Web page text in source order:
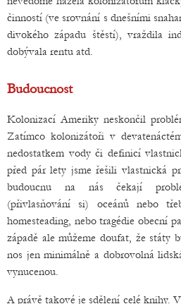
činností (ve srovnání s dnešními
divokého západu štěstí), vraždila
dobývala rentu atd.
Budoucnost
Kolonizací Ameriky neskončil
Zatímco kolonizátoři v
nedostatkem vody či definicí
před pár lety jsme řešili vlastnická
budoucnu na nás čekají
(přivlasňování si) oceánů nebo
homesteading, nebo tragédie obecní
západě ale můžeme doufat, že státy
nos jen minimálně a dobrovolná
vynucenou.
A právě takové je sdělení celé knihy.